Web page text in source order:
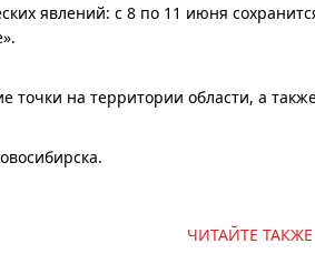
явлений: с 8 по 11 июня
на территории области, а
ЧИТАЙТЕ ТАКЖЕ